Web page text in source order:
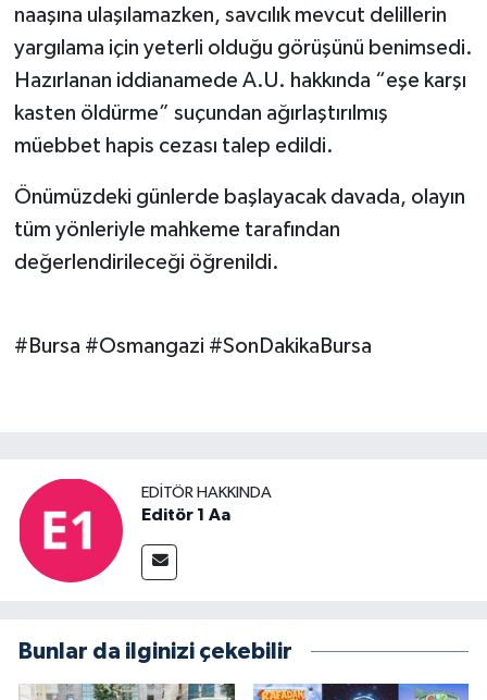
naaşına ulaşılamazken, savcılık mevcut delillerin
yargılama için yeterli olduğu görüşünü benimsedi.
Hazırlanan iddianamede A.U. hakkında “eşe karşı
kasten öldürme” suçundan ağırlaştırılmış
müebbet hapis cezası talep edildi.
Önümüzdeki günlerde başlayacak davada, olayın
tüm yönleriyle mahkeme tarafından
değerlendirileceği öğrenildi.
#Bursa #Osmangazi #SonDakikaBursa
EDITÖR HAKKINDA
Editör 1 Aa
Bunlar da ilginizi çekebilir